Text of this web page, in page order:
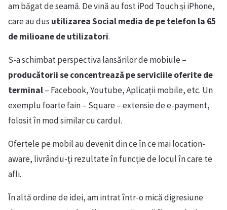
am băgat de seamă. De vină au fost iPod Touch și iPhone,
care au dus utilizarea Social media de pe telefon la 65
de milioane de utilizatori.
S-a schimbat perspectiva lansărilor de mobiule –
producătorii se concentrează pe serviciile oferite de
terminal– Facebook, Youtube, Aplicații mobile, etc. Un
exemplu foarte fain – Square – extensie de e-payment,
folosit în mod similar cu cardul.
Ofertele pe mobil au devenit din ce în ce mai location-
aware, livrându-ți rezultate în funcție de locul în care te
afli.
În altă ordine de idei, am intrat într-o mică digresiune